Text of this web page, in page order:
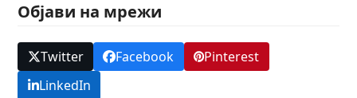
Објави на мрежи
Twitter Facebook
Pinterest
LinkedIn